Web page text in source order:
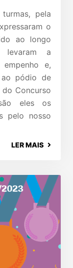
pela
o
ao longo
a
e,
pódio de
Concurso
eles os
pelo nosso
LER MAIS